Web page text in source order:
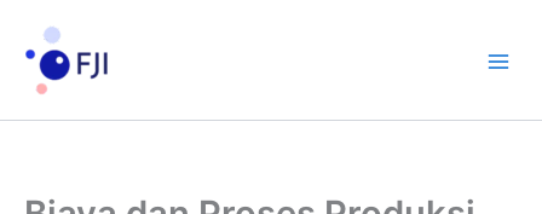
konten